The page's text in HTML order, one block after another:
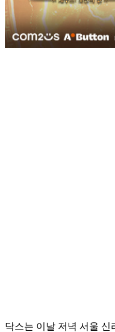
닥스는 이날 저녁 서울